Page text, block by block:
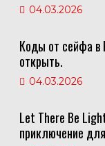
04.03.2026
Коды от сейфа в
открыть.
04.03.2026
Let There Be
приключение